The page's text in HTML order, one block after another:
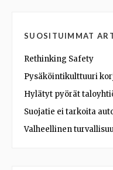
SUOSITUIMMAT
Rethinking Safety
Pysäköintikulttuuri
Hylätyt pyörät
Suojatie ei tarkoita
Valheellinen